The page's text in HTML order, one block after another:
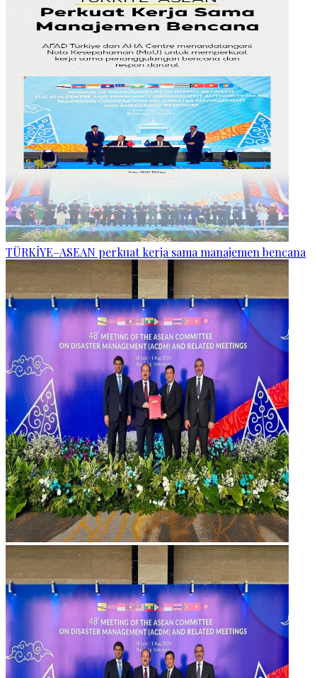
TÜRKİYE–ASEAN perkuat kerja sama manajemen bencana